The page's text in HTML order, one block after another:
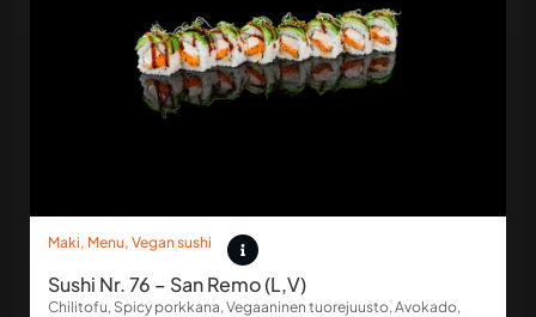
Maki, Menu, Vegan sushi
Sushi Nr. 76 – San Remo (L,V)
Chilitofu, Spicy porkkana, Vegaaninen tuorejuusto, Avokado,